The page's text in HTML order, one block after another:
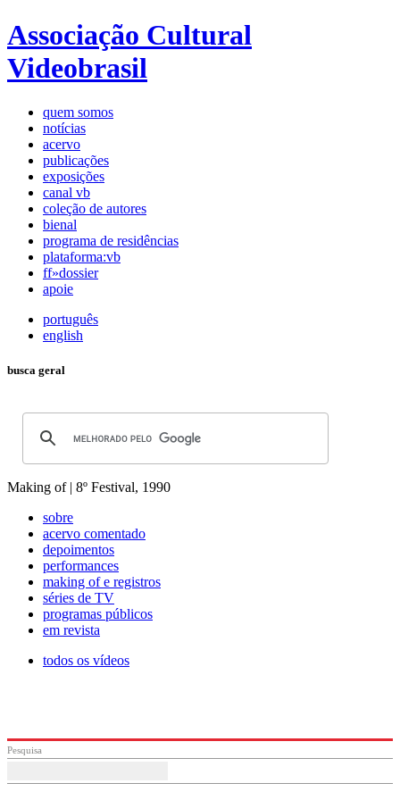
Associação Cultural
Videobrasil
quem somos
notícias
acervo
publicações
exposições
canal vb
coleção de autores
bienal
programa de residências
plataforma:vb
ff»dossier
apoie
português
english
busca geral
Making of | 8º Festival, 1990
sobre
acervo comentado
depoimentos
performances
making of e registros
séries de TV
programas públicos
em revista
todos os vídeos
Pesquisa